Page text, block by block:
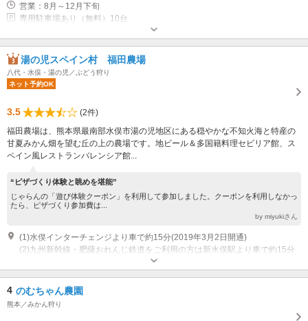
営業：8月～12月下旬
専用駐車場あり（無料）10台
湯の児スペイン村 福田農場
八代・水俣・湯の児／ぶどう狩り
ネット予約OK
3.5
(2件)
福田農場は、熊本県最南部水俣市湯の児地区にある穏やかな不知火海と特産の
甘夏みかん畑を望む丘の上の農場です。地ビール＆多国籍料理セビリア館、ス
ペイン風レストランバレンシア館...
“ピザづくり体験と眺めを堪能”
じゃらんの「遊び体験クーポン」を利用して参加しました。クーポンを利用しなかっ
たら、ピザづくり参加費は...
by miyukiさん
(1)水俣インターチェンジより車で約15分(2019年3月2日開通)
(2)九州新幹線・肥薩おれんじ鉄道をご利用の方は新水俣駅より車で約15分
オープン：スペイン館(売店)...9:00～ パン工房...9:00～ レストランバレンシ
17：00 パン工房...(平日)～16：00(土日祝)～17：00 レストランバレンシア
館...～21：00(オーダーストップ20：00) 亀コレクション館...～17：00
4 のむちゃん農園
熊本／みかん狩り